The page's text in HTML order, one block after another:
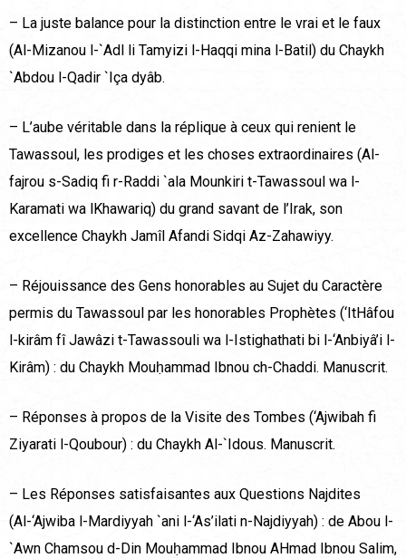
– La juste balance pour la distinction entre le vrai et le faux
(Al-Mizanou l-`Adl li Tamyizi l-Haqqi mina l-Batil) du Chaykh
`Abdou l-Qadir `Iça dyâb.
– L’aube véritable dans la réplique à ceux qui renient le
Tawassoul, les prodiges et les choses extraordinaires (Al-
fajrou s-Sadiq fi r-Raddi `ala Mounkiri t-Tawassoul wa l-
Karamati wa lKhawariq) du grand savant de l’Irak, son
excellence Chaykh Jamîl Afandi Sidqi Az-Zahawiyy.
– Réjouissance des Gens honorables au Sujet du Caractère
permis du Tawassoul par les honorables Prophètes (‘ItHâfou
l-kirâm fî Jawâzi t-Tawassouli wa l-Istighathati bi l-‘Anbiyâ’i l-
Kirâm) : du Chaykh Mouḥammad Ibnou ch-Chaddi. Manuscrit.
– Réponses à propos de la Visite des Tombes (‘Ajwibah fi
Ziyarati l-Qoubour) : du Chaykh Al-`Idous. Manuscrit.
– Les Réponses satisfaisantes aux Questions Najdites
(Al-‘Ajwiba l-Mardiyyah `ani l-‘As’ilati n-Najdiyyah) : de Abou l-
`Awn Chamsou d-Din Mouḥammad Ibnou AHmad Ibnou Salim,